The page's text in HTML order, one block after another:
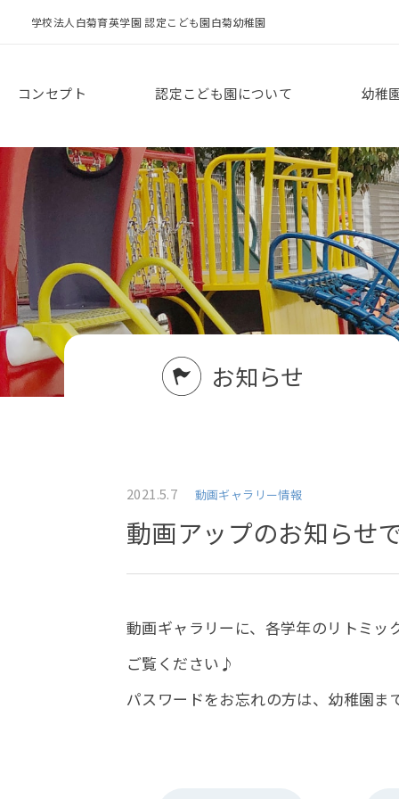
学校法人白菊育英学園 認定こども園白菊幼稚園
コンセプト 認定こども園について 幼稚
お知らせ
2021.5.7 動画ギャラリー情報
動画アップのお知らせ
動画ギャラリーに、各学年のリトミッ
ご覧ください♪
パスワードをお忘れの方は、幼稚園ま